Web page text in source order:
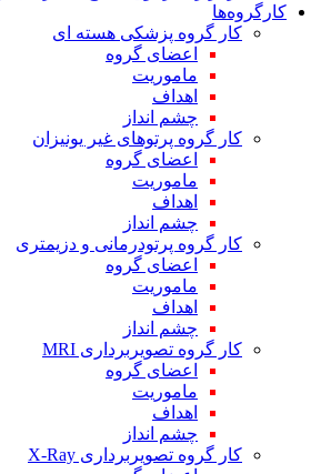
کارگروه‌ها
کار گروه پزشکی هسته ای
اعضای گروه
ماموریت
اهداف
چشم انداز
کار گروه پرتوهای غیر یونیزان
اعضای گروه
ماموریت
اهداف
چشم انداز
کار گروه پرتودرمانی و دزیمتری
اعضای گروه
ماموریت
اهداف
چشم انداز
کار گروه تصویربرداری MRI
اعضای گروه
ماموریت
اهداف
چشم انداز
کار گروه تصویربرداری X-Ray